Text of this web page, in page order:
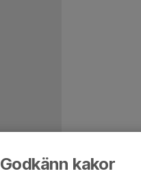
Godkänn kakor